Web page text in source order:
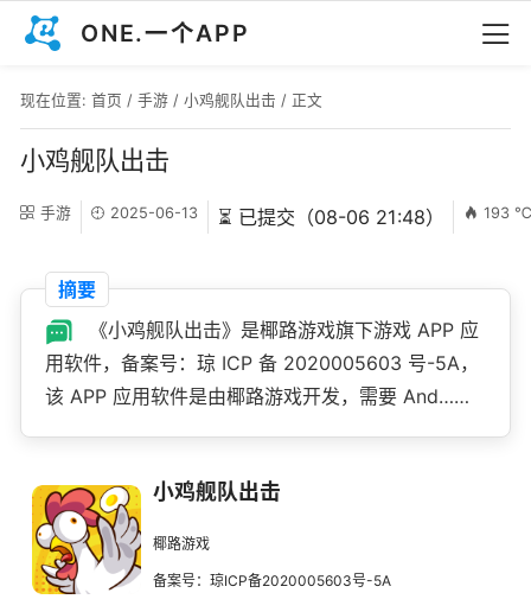
ONE.一个APP
现在位置: 首页 / 手游 / 小鸡舰队出击 / 正文
小鸡舰队出击
手游 2025-06-13 ⏳ 已提交（08-06 21:48） 193
摘要
《小鸡舰队出击》是椰路游戏旗下游戏 APP 应
用软件，备案号：琼 ICP 备 2020005603 号-5A，
该 APP 应用软件是由椰路游戏开发，需要 And……
小鸡舰队出击
椰路游戏
备案号：琼ICP备2020005603号-5A